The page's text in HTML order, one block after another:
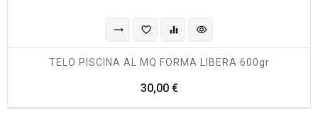
trending_flat favorite_border equalizer visibility
TELO PISCINA AL MQ FORMA LIBERA 600gr
30,00 €Prezzo